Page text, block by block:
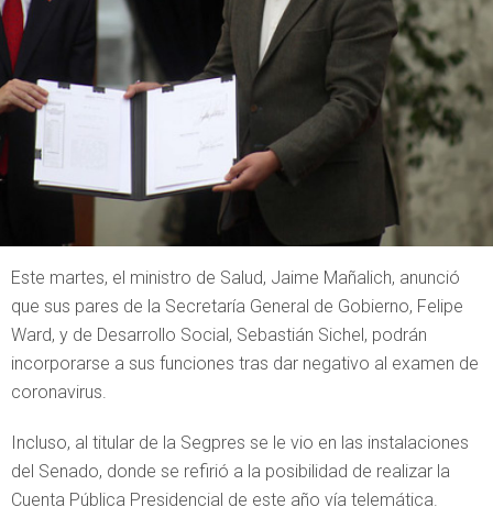
Este martes, el ministro de Salud, Jaime Mañalich, anunció
que sus pares de la Secretaría General de Gobierno, Felipe
Ward, y de Desarrollo Social, Sebastián Sichel, podrán
incorporarse a sus funciones tras dar negativo al examen de
coronavirus.
Incluso, al titular de la Segpres se le vio en las instalaciones
del Senado, donde se refirió a la posibilidad de realizar la
Cuenta Pública Presidencial de este año vía telemática.